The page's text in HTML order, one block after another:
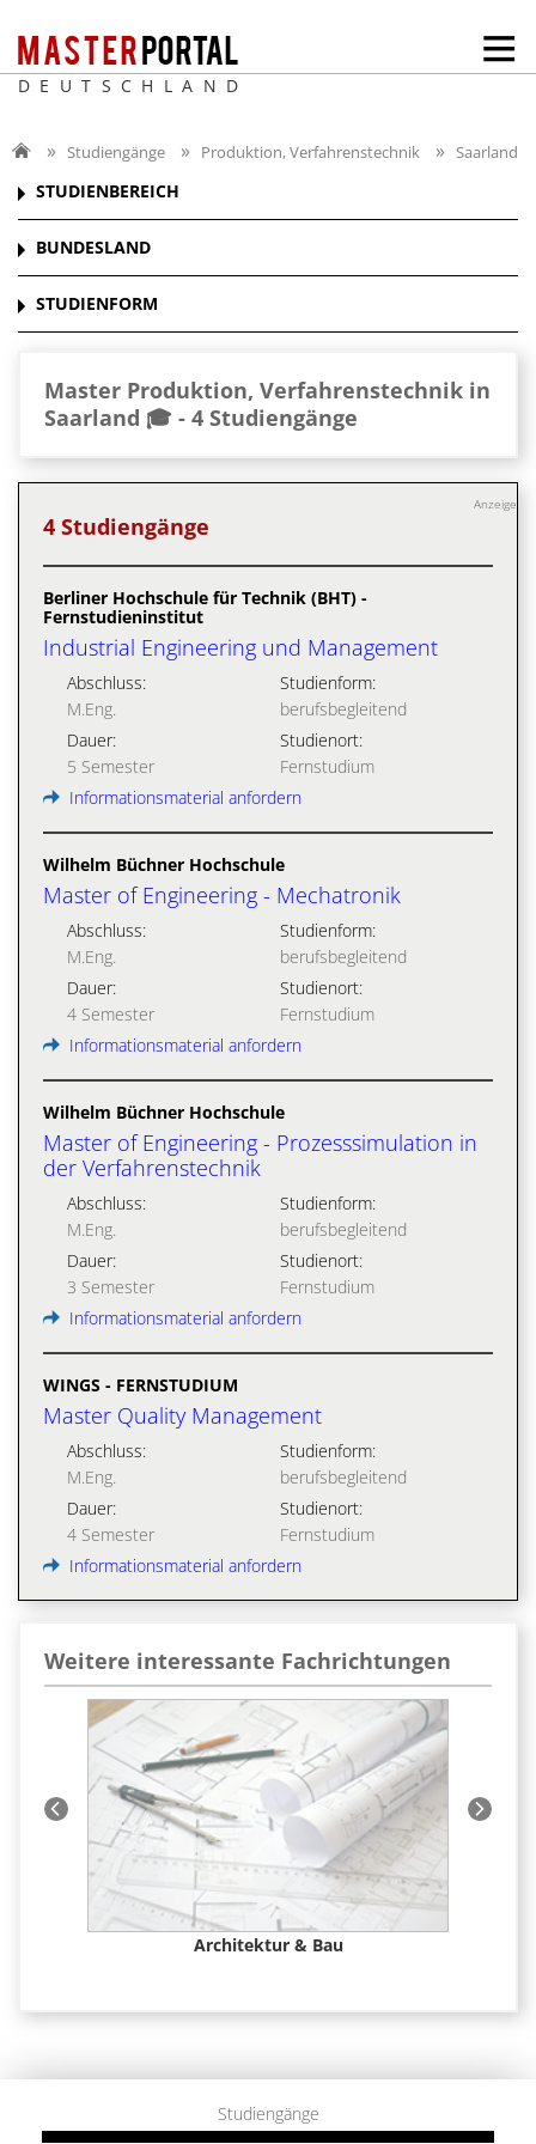
DEUTSCHLAND
Studiengänge Produktion, Verfahrenstechnik Saarland
STUDIENBEREICH
BUNDESLAND
STUDIENFORM
Master Produktion, Verfahrenstechnik in
Saarland 🎓 - 4 Studiengänge
Anzeige
4 Studiengänge
Berliner Hochschule für Technik (BHT) -
Fernstudieninstitut
Industrial Engineering und Management
Abschluss:
M.Eng.
Studienform:
berufsbegleitend
Dauer:
5 Semester
Studienort:
Fernstudium
Informationsmaterial anfordern
Wilhelm Büchner Hochschule
Master of Engineering - Mechatronik
Abschluss:
M.Eng.
Studienform:
berufsbegleitend
Dauer:
4 Semester
Studienort:
Fernstudium
Informationsmaterial anfordern
Wilhelm Büchner Hochschule
Master of Engineering - Prozesssimulation in
der Verfahrenstechnik
Abschluss:
M.Eng.
Studienform:
berufsbegleitend
Dauer:
3 Semester
Studienort:
Fernstudium
Informationsmaterial anfordern
WINGS - FERNSTUDIUM
Master Quality Management
Abschluss:
M.Eng.
Studienform:
berufsbegleitend
Dauer:
4 Semester
Studienort:
Fernstudium
Informationsmaterial anfordern
Weitere interessante Fachrichtungen
Architektur & Bau
Studiengänge